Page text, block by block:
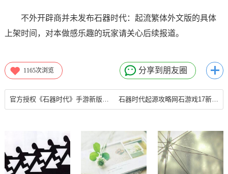
不外开辟商并未发布石器时代：起流繁体外文版的具体
上架时间，对本做感乐趣的玩家请关心后续报道。
1165次浏览 分享到朋友圈
官方授权《石器时代》手游新版本发布提高游戏性石器时代新服发布网 石器时代起源攻略网石游戏17新作连发 《石器时代：起源》将迎国服